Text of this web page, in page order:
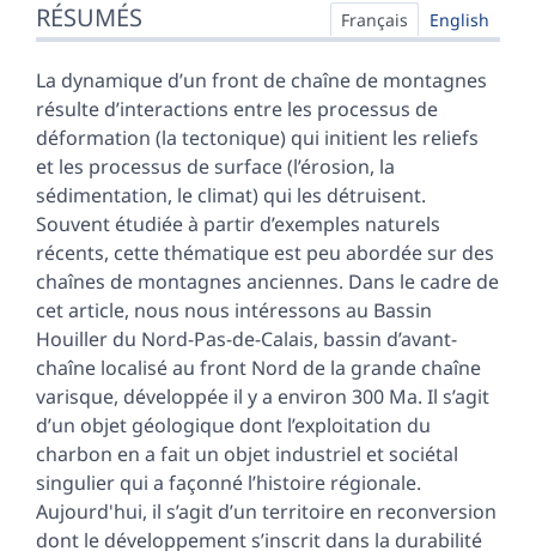
Index
Plan
Texte
Bibliographie
Illustrations
Citer cet article
Auteurs
RÉSUMÉS Français English
La dynamique d’un front de chaîne de montagnes
résulte d’interactions entre les processus de
déformation (la tectonique) qui initient les reliefs
et les processus de surface (l’érosion, la
sédimentation, le climat) qui les détruisent.
Souvent étudiée à partir d’exemples naturels
récents, cette thématique est peu abordée sur des
chaînes de montagnes anciennes. Dans le cadre de
cet article, nous nous intéressons au Bassin
Houiller du Nord-Pas-de-Calais, bassin d’avant-
chaîne localisé au front Nord de la grande chaîne
varisque, développée il y a environ 300 Ma. Il s’agit
d’un objet géologique dont l’exploitation du
charbon en a fait un objet industriel et sociétal
singulier qui a façonné l’histoire régionale.
Aujourd'hui, il s’agit d’un territoire en reconversion
dont le développement s’inscrit dans la durabilité